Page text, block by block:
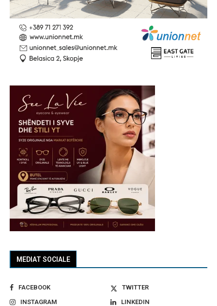
MEDIAT SOCIALE
FACEBOOK
TWITTER
INSTAGRAM
LINKEDIN